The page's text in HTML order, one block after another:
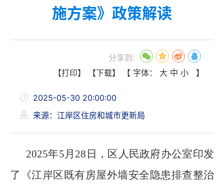
施方案》政策解读
分享到:
【打印】
【下载】 【 字体： 大 中 小 】
2025-05-30 20:00:00
来源：江岸区住房和城市更新局
2025年5月28日，区人民政府办公室印发
了《江岸区既有房屋外墙安全隐患排查整治